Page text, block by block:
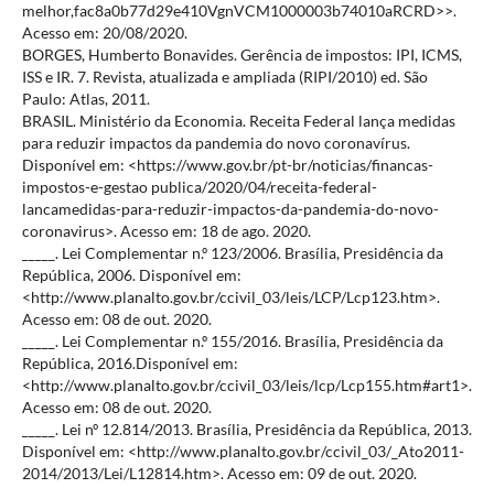
melhor,fac8a0b77d29e410VgnVCM1000003b74010aRCRD>>.
Acesso em: 20/08/2020.
BORGES, Humberto Bonavides. Gerência de impostos: IPI, ICMS,
ISS e IR. 7. Revista, atualizada e ampliada (RIPI/2010) ed. São
Paulo: Atlas, 2011.
BRASIL. Ministério da Economia. Receita Federal lança medidas
para reduzir impactos da pandemia do novo coronavírus.
Disponível em: <https://www.gov.br/pt-br/noticias/financas-
impostos-e-gestao publica/2020/04/receita-federal-
lancamedidas-para-reduzir-impactos-da-pandemia-do-novo-
coronavirus>. Acesso em: 18 de ago. 2020.
_____. Lei Complementar n.º 123/2006. Brasília, Presidência da
República, 2006. Disponível em:
<http://www.planalto.gov.br/ccivil_03/leis/LCP/Lcp123.htm>.
Acesso em: 08 de out. 2020.
_____. Lei Complementar n.º 155/2016. Brasília, Presidência da
República, 2016.Disponível em:
<http://www.planalto.gov.br/ccivil_03/leis/lcp/Lcp155.htm#art1>.
Acesso em: 08 de out. 2020.
_____. Lei nº 12.814/2013. Brasília, Presidência da República, 2013.
Disponível em: <http://www.planalto.gov.br/ccivil_03/_Ato2011-
2014/2013/Lei/L12814.htm>. Acesso em: 09 de out. 2020.